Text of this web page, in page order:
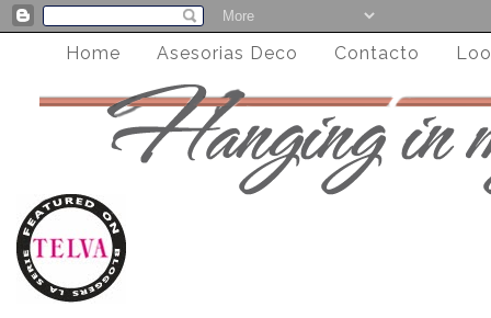
Home Asesorias Deco Contacto